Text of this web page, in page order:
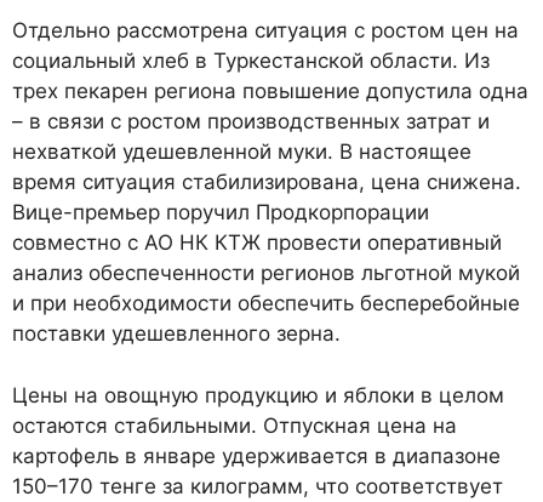
Отдельно рассмотрена ситуация с ростом цен на
социальный хлеб в Туркестанской области. Из
трех пекарен региона повышение допустила одна
– в связи с ростом производственных затрат и
нехваткой удешевленной муки. В настоящее
время ситуация стабилизирована, цена снижена.
Вице-премьер поручил Продкорпорации
совместно с АО НК КТЖ провести оперативный
анализ обеспеченности регионов льготной мукой
и при необходимости обеспечить бесперебойные
поставки удешевленного зерна.
Цены на овощную продукцию и яблоки в целом
остаются стабильными. Отпускная цена на
картофель в январе удерживается в диапазоне
150–170 тенге за килограмм, что соответствует